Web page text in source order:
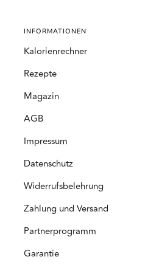
INFORMATIONEN
Kalorienrechner
Rezepte
Magazin
AGB
Impressum
Datenschutz
Widerrufsbelehrung
Zahlung und Versand
Partnerprogramm
Garantie